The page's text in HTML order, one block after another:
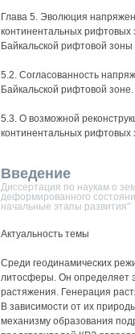
Глава 5. Эволюция
континентальных
Байкальской рифтовой зоны
5.2. Согласованность
Байкальской рифтовой зоне.
5.3. О возможной
континентальных рифтовых
Введение
Диссертация по наукам о
деформированного
начальные этапы развития"
Актуальность темы
Среди геодинамических
литосферы. Он определяет
растяжения. Генерация
В зависимости от их
механизму образования